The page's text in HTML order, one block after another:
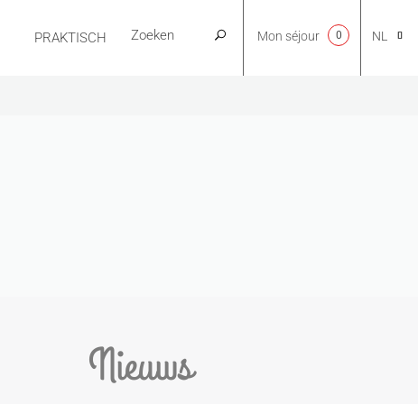
PRAKTISCH NL
Mon séjour 0
Nieuws